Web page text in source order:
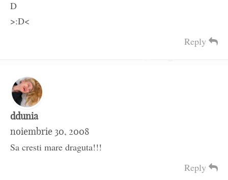
D
>:D<
Reply
ddunia
noiembrie 30, 2008
Sa cresti mare draguta!!!
Reply